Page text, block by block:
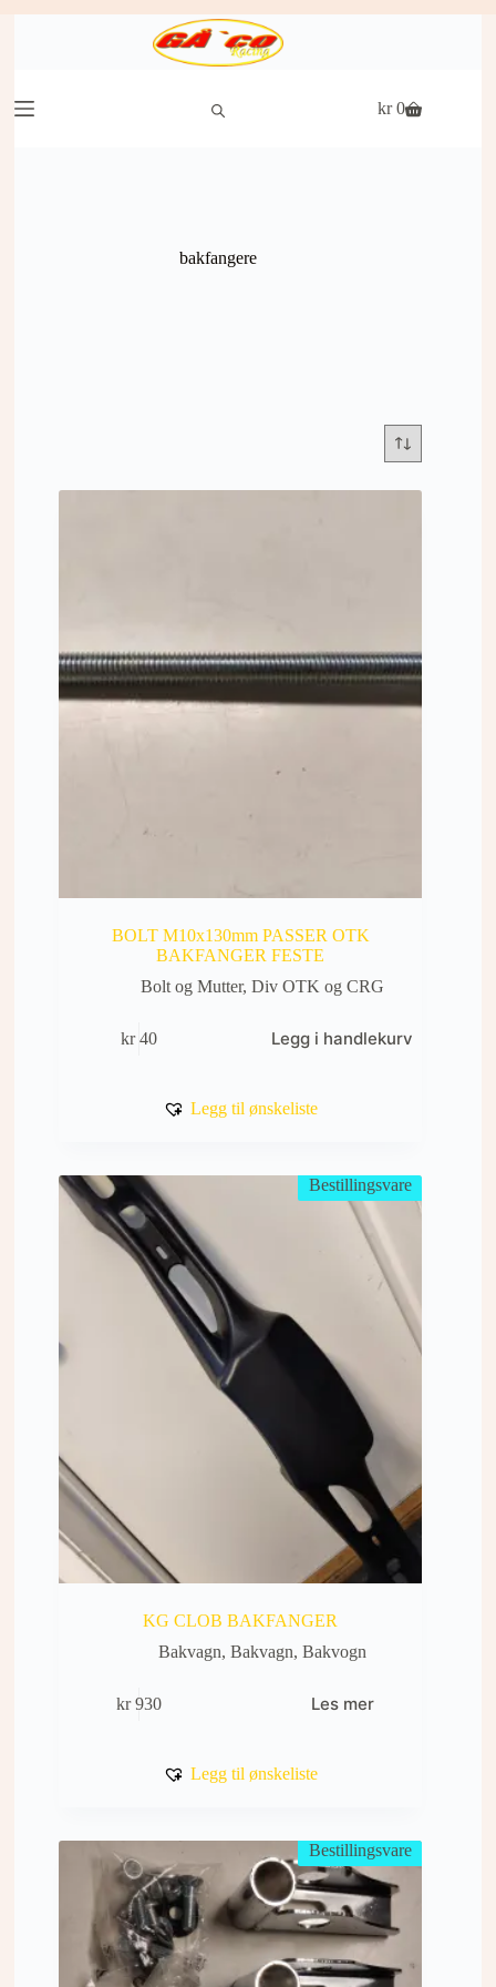
Handlekurv
kr0
bakfangere
BOLT M10x130mm PASSER OTK
BAKFANGER FESTE
Bolt og Mutter,Div OTK og CRG
kr40 Legg i handlekurv
Legg til ønskeliste
Bestillingsvare
KG CLOB BAKFANGER
Bakvagn,Bakvagn,Bakvogn
kr930 Les mer
Legg til ønskeliste
Bestillingsvare